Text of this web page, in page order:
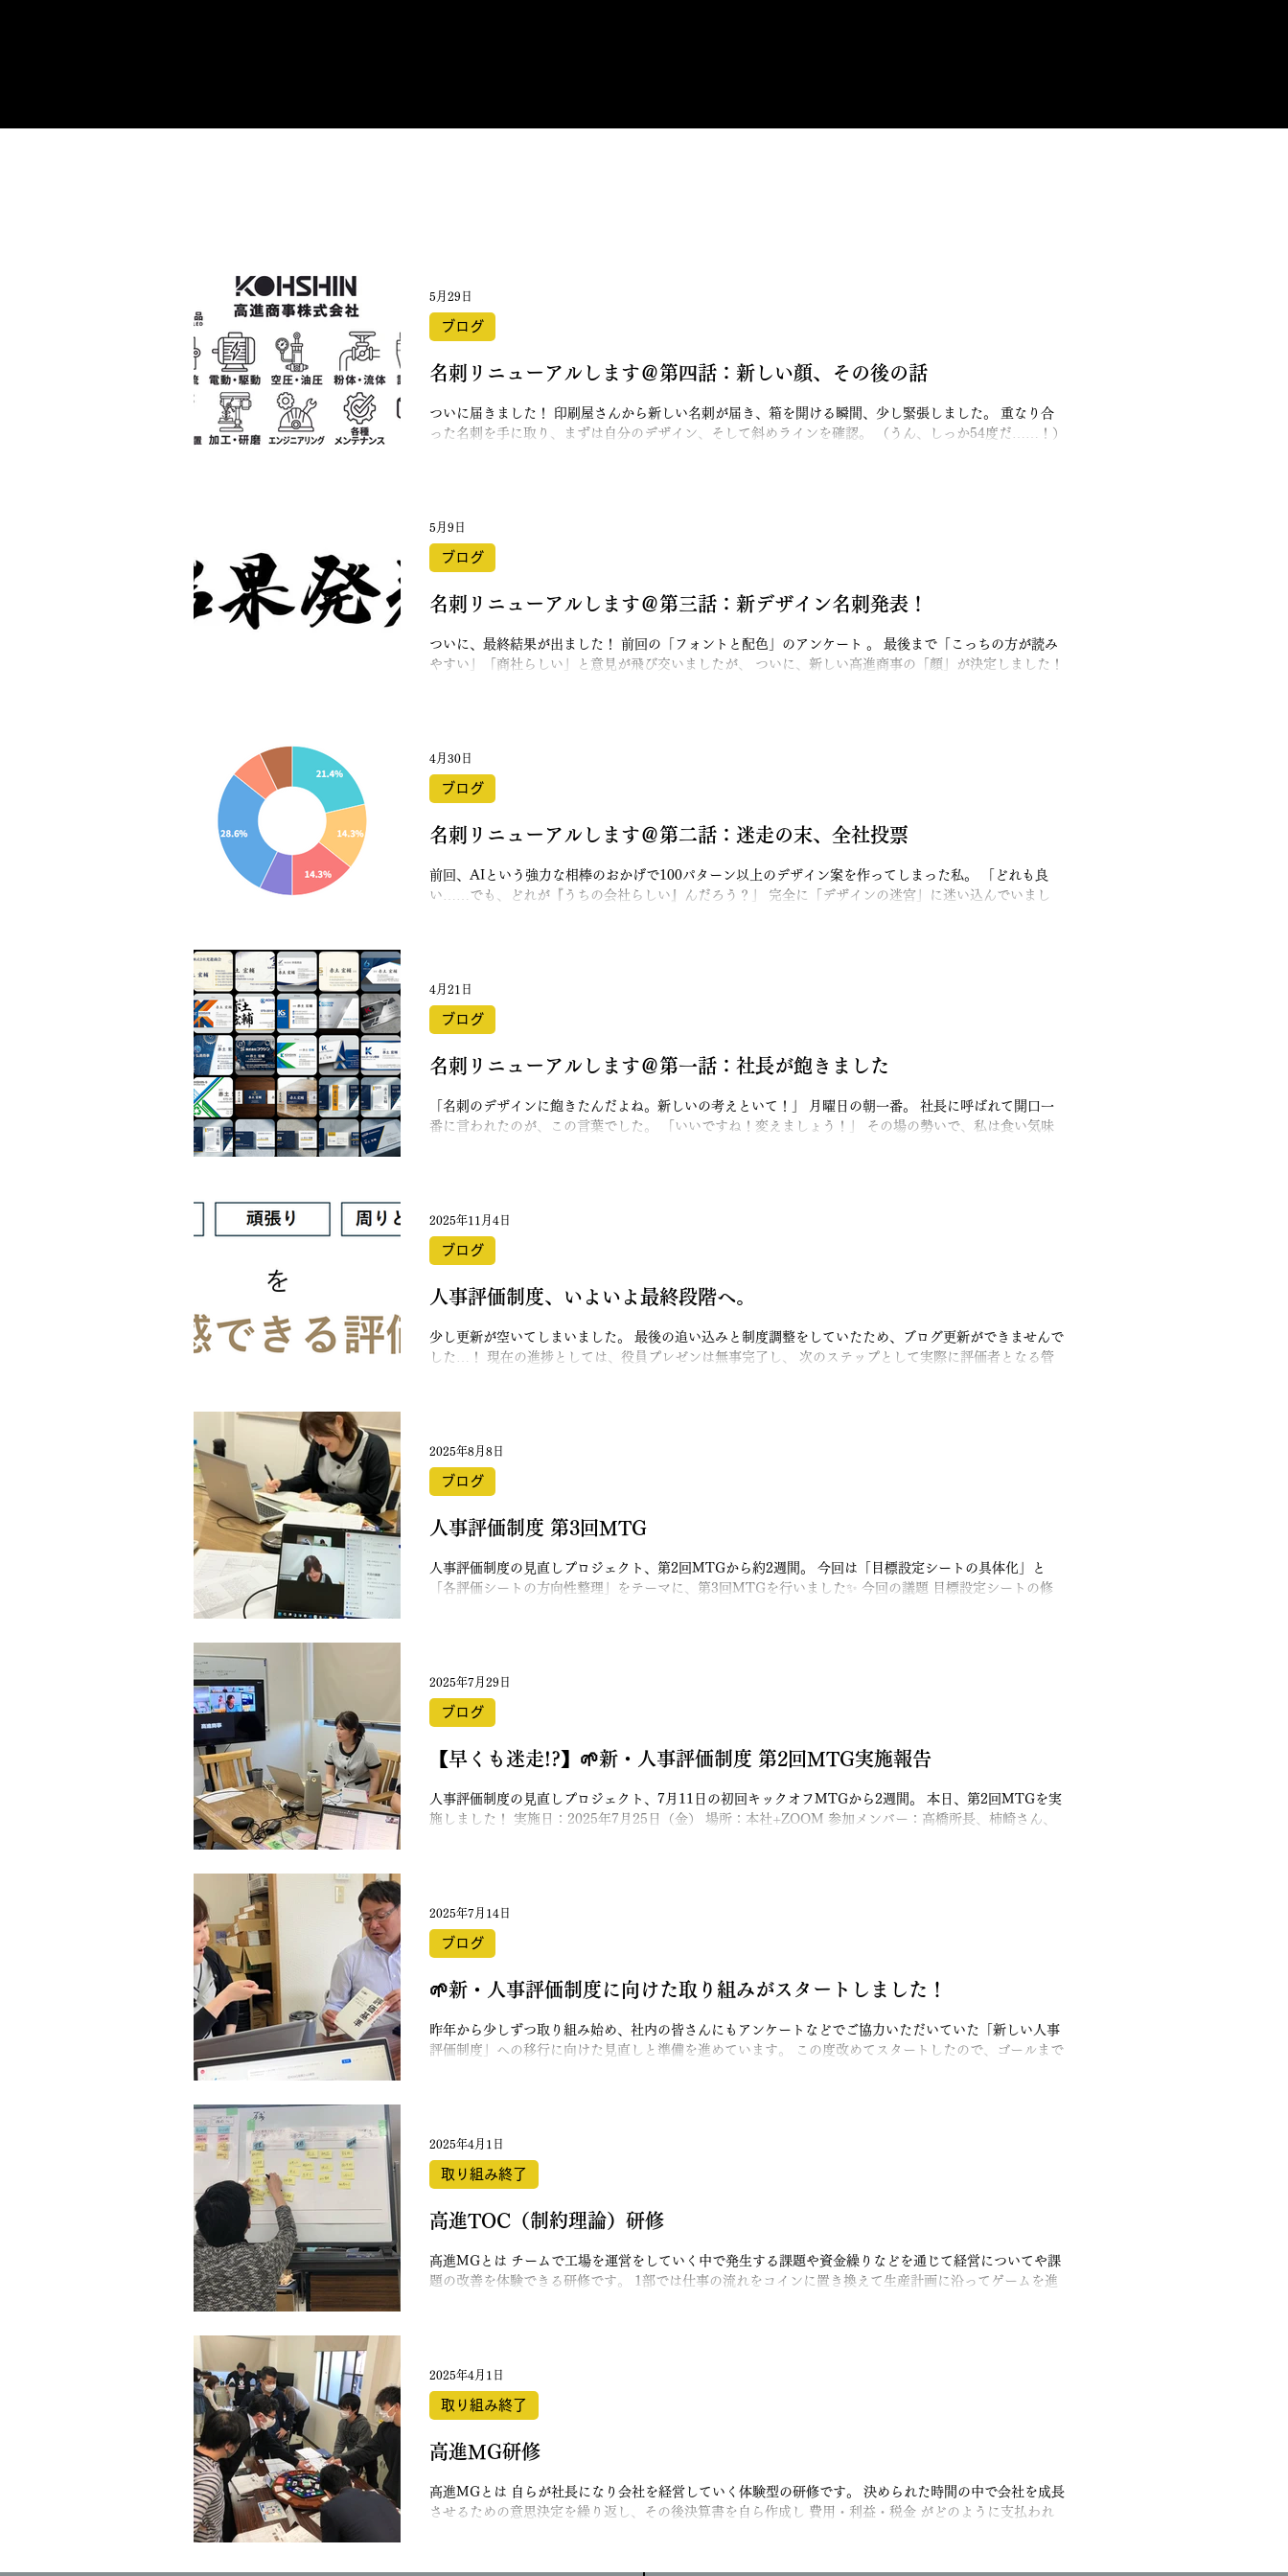
名刺リニューアルします＠第四話：新しい顔、その後の話
ついに届きました！ 印刷屋さんから新しい名刺が届き、箱を開ける瞬間、少し緊張しました。 重なり合
った名刺を手に取り、まずは自分のデザイン、そして斜めラインを確認。 （うん、しっか54度だ……！）
のか？がアイコンになっていてわかりやすいという意見を頂けたのが、とても嬉しかったです！ 名刺はた
だの紙切れではなく、高進商事の「個性」を伝えるツールになったんだと実感しています。 「名刺」から
会社の文化を伝える 100案作って自爆し、 上司にツッコまれ、 アンケートで現場のリアルな声に救わ
れ、 ラインの色と54度という遊び心にこだわった半年間。 振り返ってみると、今回の
ブログ
5月29日
名刺リニューアルします＠第三話：新デザイン名刺発表！
ついに、最終結果が出ました！ 前回の「フォントと配色」のアンケート 。 最後まで「こっちの方が読み
やすい」「商社らしい」と意見が飛び交いましたが、 ついに、新しい高進商事の「顔」が決定しました！
真っ直ぐに伝える狙いがあります 。 （実はHP作成の時も、相当な想いを込めていたのですが……それは
また別の機会に！笑） こだわり②：統一感の中に「自分色」 そして、私が社長にワガママを言って残し
てもらったのが、 表面にある「斜めのライン」です 。 全体のデザインは統一しつつ、このラインだけは
自分の好きな色を選んでOKにしました。 自分で選んだ色の人は見事被ら
ブログ
5月9日
名刺リニューアルします＠第二話：迷走の末、全社投票
前回、AIという強力な相棒のおかげで100パターン以上のデザイン案を作ってしまった私。 「どれも良
い……でも、どれが『うちの会社らしい』んだろう？」 完全に「デザインの迷宮」に迷い込んでいまし
を整理して、みんなで選んだらどう？」 「会社の大事なツールなんだから、みんなが納得するものにしよ
うよ」 その一言で、私の肩の荷がふっと軽くなりました。 自分一人で「正解」を探していた時はただの
「迷走」でしたが、 「みんなで創る」と決めた瞬間、プロジェクトがワクワクするものに変わったのを実
感しました。 怒涛のアンケート、開幕！ 早速、100案を似た系統ごとに集約し、全社員
ブログ
4月30日
名刺リニューアルします＠第一話：社長が飽きました
「名刺のデザインに飽きたんだよね。新しいの考えといて！」 月曜日の朝一番。 社長に呼ばれて開口一
番に言われたのが、この言葉でした。 「いいですね！変えましょう！」 その場の勢いで、私は食い気味
れと思って個別の要望に応え続けた結果、社内には「名刺の地層」のような歴史が出来上がっていまし
た。※この機会に過去のデザインもあわせて紹介します！ ①初期型： 私が入社するよりずっと前のモデ
ル。今はなき伝統を感じます。 ②デザイン特化型： 防災セットのデザインを依頼した会社さんに作って
いただいた、シュッとしたモデル。 ③意見集約型： 「名前が見えにくい！」「文字を大きく！」
ブログ
4月21日
人事評価制度、いよいよ最終段階へ。
少し更新が空いてしまいました。 最後の追い込みと制度調整をしていたため、ブログ更新ができませんで
した…！ 現在の進捗としては、役員プレゼンは無事完了し、 次のステップとして実際に評価者となる管
た“活躍”にスポットライトを当てたい 一人ひとりの見えにくい努力・貢献をすくい上げたい 評価をきっか
けに拠点を超えたコミュニケーションを生み出したい 良い影響を与えている人をきちんと評価したい こ
の目的を実現するため、「成長」「行動」「影響」 の３つを軸とした評価設計としました。 そして、実
際に評価するために設けた項目が下記になります。 それぞれの内容を説明します！ �
ブログ
2025年11月4日
人事評価制度 第3回MTG
人事評価制度の見直しプロジェクト、第2回MTGから約2週間。 今回は「目標設定シートの具体化」と
「各評価シートの方向性整理」をテーマに、第3回MTGを行いました✨ 今回の議題 目標設定シートの修
目標やレベル感の齟齬がないかを決定しています。 ③ここからはさらに精度と目標達成のサポート体制を
整えるために、リーダーの中でしっかりと各メンバーの目標とレベルを共有して、レベル設定の最終決定
とメンバーへのサポート方法を決める。 という流れを考えています。 💡 「レベル設定する方法を式（影
響人数×タスク×～...のような感じ）にする」や「最終評価の数値をどこまで見
ブログ
2025年8月8日
【早くも迷走!?】🌱新・人事評価制度 第2回MTG実施報告
人事評価制度の見直しプロジェクト、7月11日の初回キックオフMTGから2週間。 本日、第2回MTGを実
施しました！ 実施日：2025年7月25日（金） 場所：本社+ZOOM 参加メンバー：高橋所長、柿崎さん、
はおさらいから 今回から鍛冶根さんがジョインしたこともあり、まずはこれまでの経緯を振り返りまし
た。 そのうえで今の評価制度に対して以下のような意見がありました。 「ビジョン」「学び」といった
項目は拠点によって評価のばらつきがある →本社では「丸」がつきやすく、他拠点では「丸」がつきにく
い傾向がある 総評が口頭で完結してしまい、後から見返すことができないのはも
ブログ
2025年7月29日
🌱新・人事評価制度に向けた取り組みがスタートしました！
昨年から少しずつ取り組み始め、社内の皆さんにもアンケートなどでご協力いただいていた「新しい人事
評価制度」への移行に向けた見直しと準備を進めています。 この度改めてスタートしたので、ゴールまで
る人の努力が見えにくいという課題がありました。 そこで今回の見直しでは、取り組みの過程や姿勢その
ものを評価に反映する仕組みを導入しようとしています。 社員一人ひとりの成長を正しく評価し、モチベ
ーションを高めることが、結果的にはチームの力や売上にもつながっていきます。 そんな「働きやすく・
やりがいを感じられる職場」を目指して制度を整えていきます。 ✨新しい評価の仕組みとは？..
ブログ
2025年7月14日
高進TOC（制約理論）研修
高進MGとは チームで工場を運営をしていく中で発生する課題や資金繰りなどを通じて経営についてや課
題の改善を体験できる研修です。 1部では仕事の流れをコインに置き換えて生産計画に沿ってゲームを進
取り組み終了
2025年4月1日
高進MG研修
高進MGとは 自らが社長になり会社を経営していく体験型の研修です。 決められた時間の中で会社を成長
させるための意思決定を繰り返し、その後決算書を自ら作成し 費用・利益・税金 がどのように支払われ
取り組み終了
2025年4月1日